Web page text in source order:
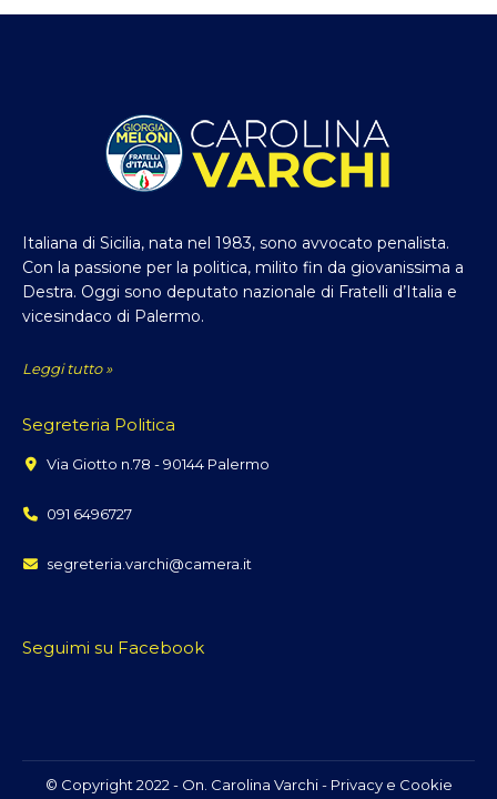
Italiana di Sicilia, nata nel 1983, sono avvocato penalista.
Con la passione per la politica, milito fin da giovanissima a
Destra. Oggi sono deputato nazionale di Fratelli d’Italia e
vicesindaco di Palermo.
Leggi tutto »
Segreteria Politica
Via Giotto n.78 - 90144 Palermo
091 6496727
segreteria.varchi@camera.it
Seguimi su Facebook
© Copyright 2022 - On. Carolina Varchi - Privacy e Cookie